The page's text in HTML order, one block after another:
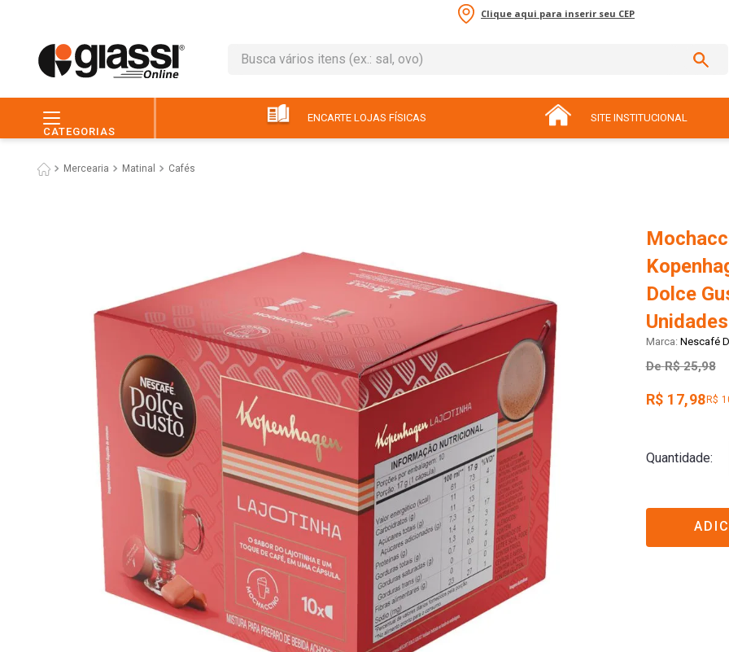
Clique aqui para inserir seu CEP
Busca vários itens (ex.: sal, ovo)
CATEGORIAS
ENCARTE LOJAS FÍSICAS SITE INSTITUCIONAL
Mercearia Matinal Cafés
Dolce
Unidades
Nescafé
De R$ 25,98
R$ 17,98R$
Quantidade
leite
arroz
8 º ovo
9º
10º iogurte